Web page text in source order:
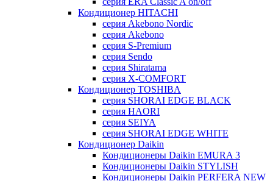
Кондиционер HITACHI
cерия Akebono Nordic
серия Akebono
серия S-Premium
серия Sendo
серия Shiratama
серия X-COMFORT
Кондиционер TOSHIBA
серия SHORAI EDGE BLACK
серия HAORI
серия SEIYA
серия SHORAI EDGE WHITE
Кондиционер Daikin
Кондиционеры Daikin EMURA 3
Кондиционеры Daikin STYLISH
Кондиционеры Daikin PERFERA NEW